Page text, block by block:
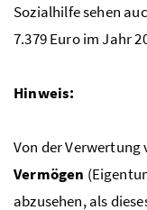
Sozialhilfe sehen
7.379 Euro im Jahr
Hinweis:
Von der Verwertung
Vermögen
abzusehen, als